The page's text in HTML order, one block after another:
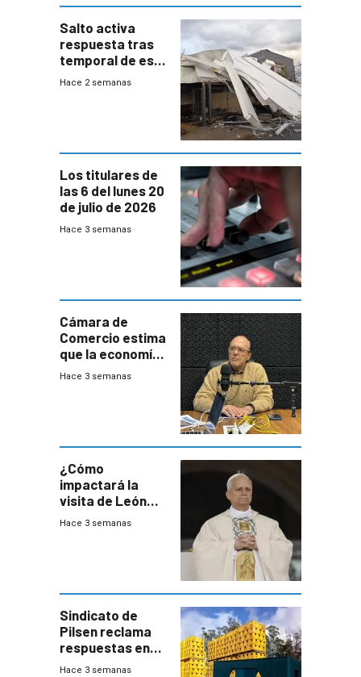
Salto activa
respuesta tras
temporal de este
sábado con
Hace 2 semanas
Los titulares de
las 6 del lunes 20
de julio de 2026
Hace 3 semanas
Cámara de
Comercio estima
que la economía
crecerá 1,6%
Hace 3 semanas
¿Cómo
impactará la
visita de León
XIV a Uruguay?
Hace 3 semanas
Sindicato de
Pilsen reclama
respuestas en
medio de
Hace 3 semanas